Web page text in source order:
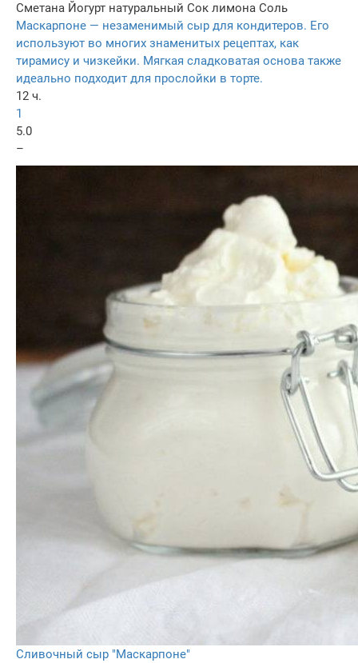
Сметана Йогурт натуральный Сок лимона Соль
Маскарпоне — незаменимый сыр для кондитеров. Его
используют во многих знаменитых рецептах, как
тирамису и чизкейки. Мягкая сладковатая основа также
идеально подходит для прослойки в торте.
12 ч.
1
5.0
–
Сливочный сыр "Маскарпоне"